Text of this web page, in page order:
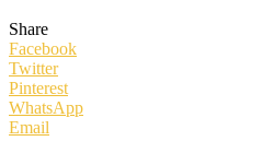
Share
Facebook
Twitter
Pinterest
WhatsApp
Email